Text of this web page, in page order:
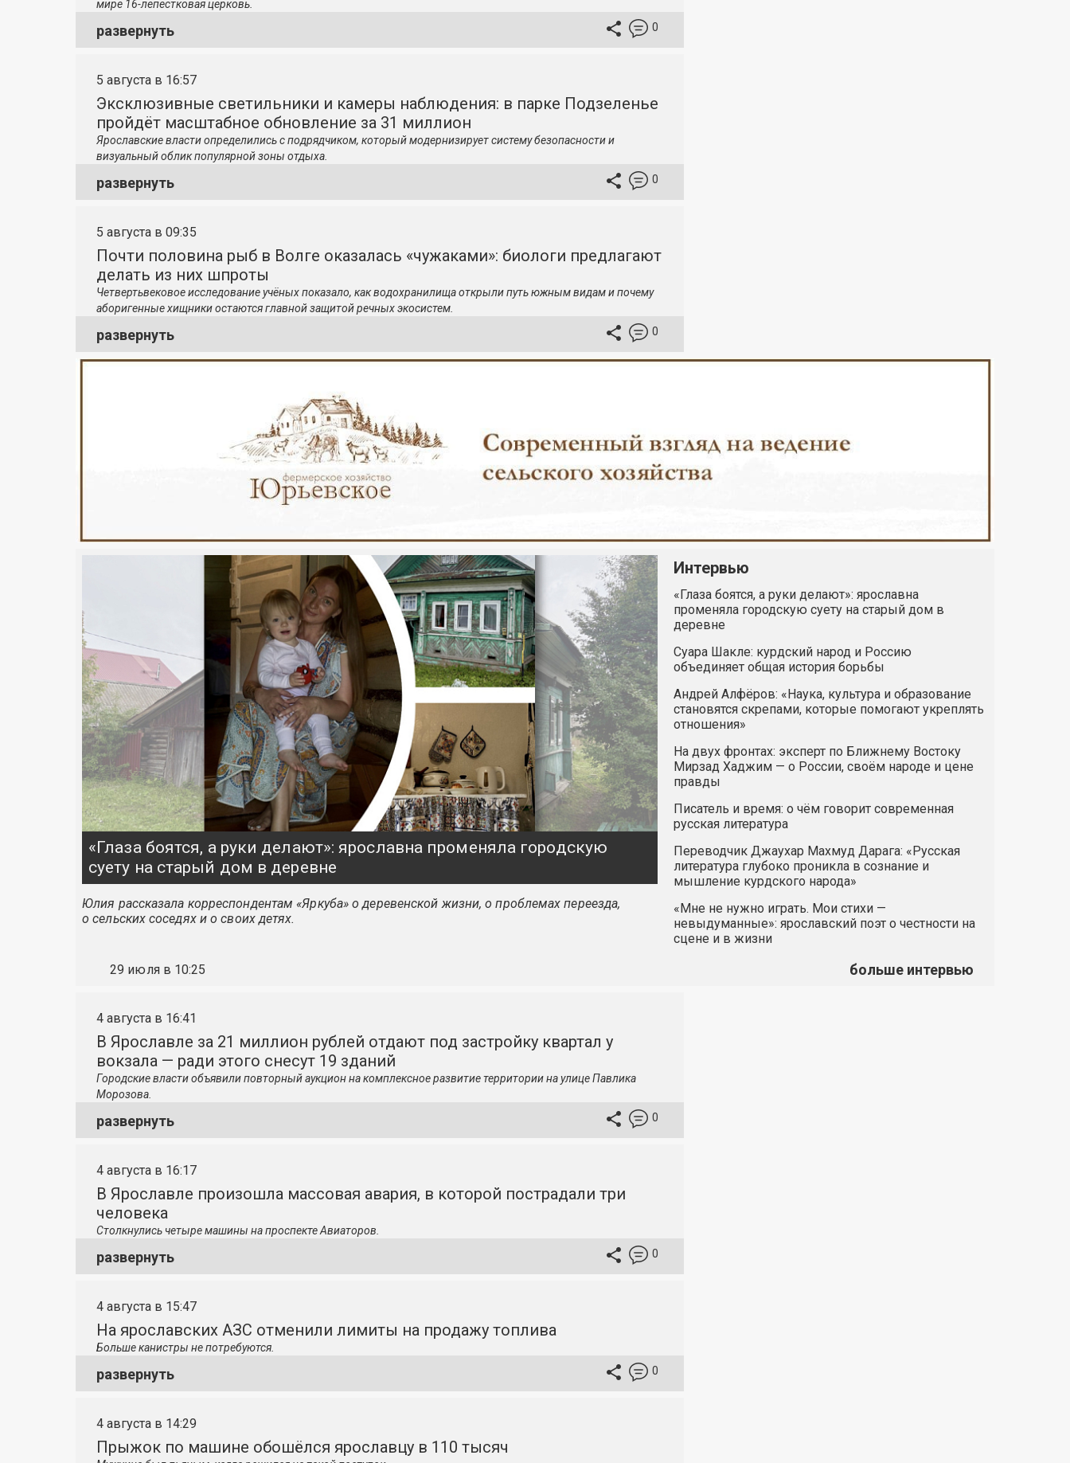
мире 16-лепестковая церковь.
развернуть 0
5 августа в 16:57
Эксклюзивные светильники и камеры наблюдения: в парке Подзеленье
пройдёт масштабное обновление за 31 миллион
Ярославские власти определились с подрядчиком, который модернизирует систему безопасности и
визуальный облик популярной зоны отдыха.
развернуть 0
5 августа в 09:35
Почти половина рыб в Волге оказалась «чужаками»: биологи предлагают
делать из них шпроты
Четвертьвековое исследование учёных показало, как водохранилища открыли путь южным видам и почему
аборигенные хищники остаются главной защитой речных экосистем.
развернуть 0
«Глаза боятся, а руки делают»: ярославна променяла городскую
суету на старый дом в деревне
Юлия рассказала корреспондентам «Яркуба» о деревенской жизни, о проблемах переезда,
о сельских соседях и о своих детях.
29 июля в 10:25
Интервью
«Глаза боятся, а руки делают»: ярославна
променяла городскую суету на старый дом в
деревне
Суара Шакле: курдский народ и Россию
объединяет общая история борьбы
Андрей Алфёров: «Наука, культура и образование
становятся скрепами, которые помогают укреплять
отношения»
На двух фронтах: эксперт по Ближнему Востоку
Мирзад Хаджим — о России, своём народе и цене
правды
Писатель и время: о чём говорит современная
русская литература
Переводчик Джаухар Махмуд Дарага: «Русская
литература глубоко проникла в сознание и
мышление курдского народа»
«Мне не нужно играть. Мои стихи —
невыдуманные»: ярославский поэт о честности на
сцене и в жизни
больше интервью
4 августа в 16:41
В Ярославле за 21 миллион рублей отдают под застройку квартал у
вокзала — ради этого снесут 19 зданий
Городские власти объявили повторный аукцион на комплексное развитие территории на улице Павлика
Морозова.
развернуть 0
4 августа в 16:17
В Ярославле произошла массовая авария, в которой пострадали три
человека
Столкнулись четыре машины на проспекте Авиаторов.
развернуть 0
4 августа в 15:47
На ярославских АЗС отменили лимиты на продажу топлива
Больше канистры не потребуются.
развернуть 0
4 августа в 14:29
Прыжок по машине обошёлся ярославцу в 110 тысяч